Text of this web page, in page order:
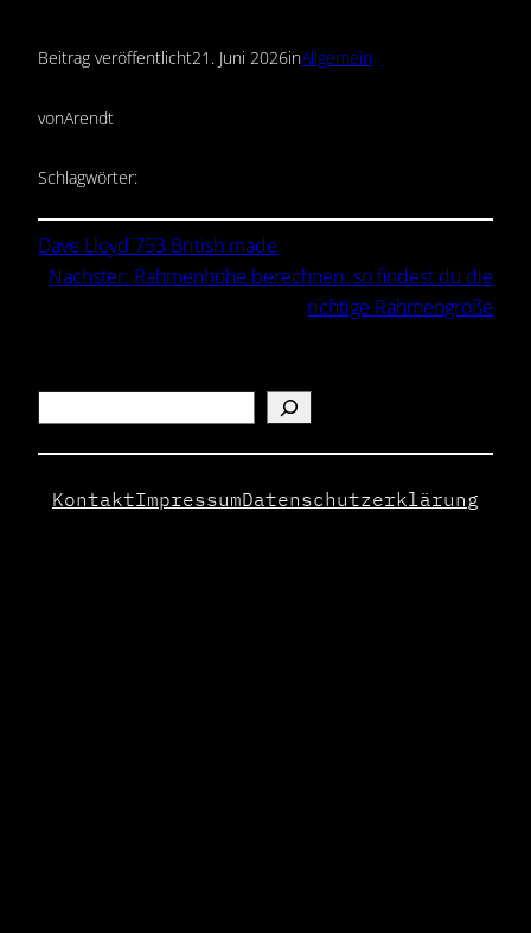
Beitrag veröffentlicht21. Juni 2026inAllgemein
vonArendt
Schlagwörter:
Dave Lloyd 753 British made
Nächster: Rahmenhöhe berechnen: so findest du die
richtige Rahmengröße
KontaktImpressumDatenschutzerklärung